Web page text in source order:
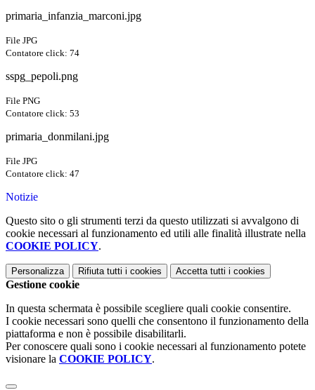
primaria_infanzia_marconi.jpg
File JPG
Contatore click: 74
sspg_pepoli.png
File PNG
Contatore click: 53
primaria_donmilani.jpg
File JPG
Contatore click: 47
Notizie
Questo sito o gli strumenti terzi da questo utilizzati si avvalgono di
cookie necessari al funzionamento ed utili alle finalità illustrate nella
COOKIE POLICY.
Personalizza Rifiuta tutti i cookies Accetta tutti i cookies
Gestione cookie
In questa schermata è possibile scegliere quali cookie consentire.
I cookie necessari sono quelli che consentono il funzionamento della
piattaforma e non è possibile disabilitarli.
Per conoscere quali sono i cookie necessari al funzionamento potete
visionare la COOKIE POLICY.